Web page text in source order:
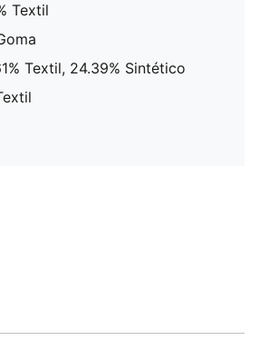
Textil
Textil, 24.39% Sintético